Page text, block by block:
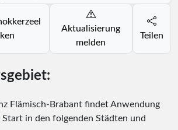
Aktualisierung
melden
Teilen
Flämisch-Brabant findet Anwendung
in den folgenden Städten und